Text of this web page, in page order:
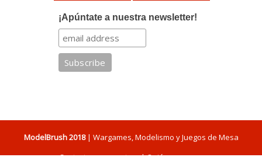
¡Apúntate a nuestra newsletter!
ModelBrush 2018| Wargames, Modelismo y Juegos de Mesa
Contacta con nosotros|Quiénes somos